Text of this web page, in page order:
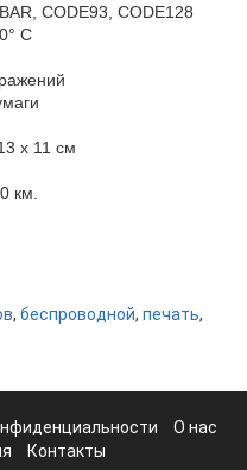
CODE93, CODE128
C
х 11 см
км.
, беспроводной, печать,
О нас
Контакты